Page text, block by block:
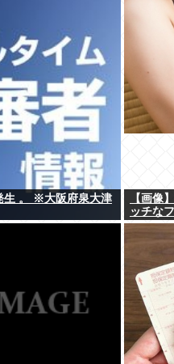
生 。 ※大阪府泉大津
【画像
ッチな